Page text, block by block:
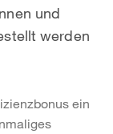
und
werden
ein